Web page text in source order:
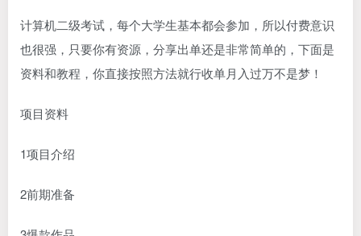
计算机二级考试，每个大学生基本都会参加，所以付费意识
也很强，只要你有资源，分享出单还是非常简单的，下面是
资料和教程，你直接按照方法就行收单月入过万不是梦！
项目资料
1项目介绍
2前期准备